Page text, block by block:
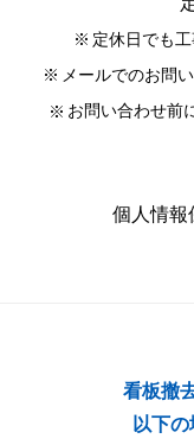
定休日でも
メールでのお問
お問い合わせ前
個人情報
看板撤
以下